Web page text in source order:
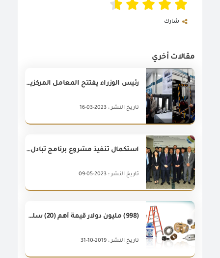
شارك
مقالات أخري
رئيس الوزراء يفتتح المعامل المركزية الجديدة بميناء العين السخنة
تاريخ النشر : 2023-03-16
استكمال تنفيذ مشروع برنامج تبادل المعرفة الكوري (KSP Program) الخاص بإنشاء وتطوير منظومة إدارة المخاطر المتكاملة للهيئة العامة للرقابة على الصادرات والواردات في إجراءات تقييم المطابقة والفحص للسلع الصناعية في حركة التجارة عبر الحدود
تاريخ النشر : 2023-05-09
(998) مليون دولار قيمة أهم (20) سلعة صناعيه من الصادرات المصرية غير البترولية خلال سبتمبر 2019.
تاريخ النشر : 2019-10-31